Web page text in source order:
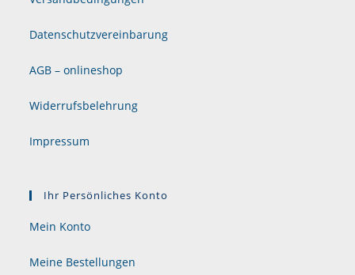
Datenschutzvereinbarung
AGB – onlineshop
Widerrufsbelehrung
Impressum
Ihr Persönliches Konto
Mein Konto
Meine Bestellungen